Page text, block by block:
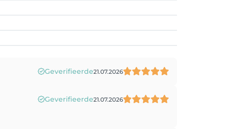
Geverifieerde21.07.2026
Geverifieerde21.07.2026